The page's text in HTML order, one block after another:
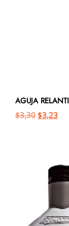
AGUJA
$3,30 $3,23